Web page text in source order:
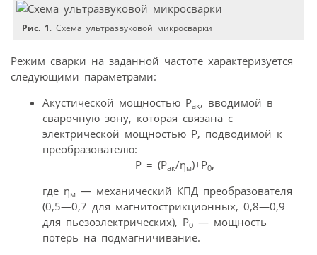
Рис. 1. Схема ультразвуковой микросварки
Режим сварки на заданной частоте характеризуется
следующими параметрами:
Акустической мощностью Рак, вводимой в
сварочную зону, которая связана с
электрической мощностью Р, подводимой к
преобразователю:
Р = (Рак/ηм)+Р0,
где ηм — механический КПД преобразователя
(0,5—0,7 для магнитострикционных, 0,8—0,9
для пьезоэлектрических), Р0 — мощность
потерь на подмагничивание.